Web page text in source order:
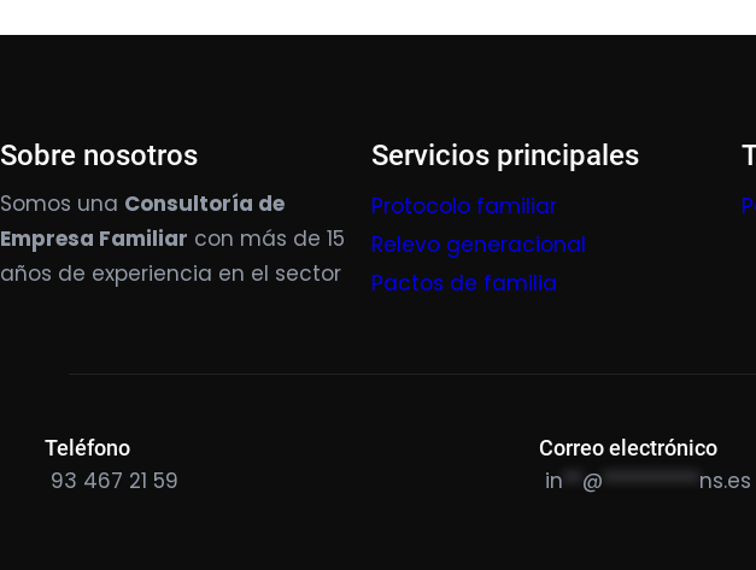
Sobre nosotros
Somos una Consultoría de
Empresa Familiar con más de 15
años de experiencia en el sector
Servicios principales
Protocolo familiar
Relevo generacional
Pactos de familia
Teléfono
93 467 21 59
Correo electrónico
in @ ********** ns.es